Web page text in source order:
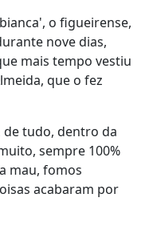
o figueirense,
nove dias,
mais tempo vestiu
que o fez
de tudo, dentro da
sempre 100%
mau, fomos
acabaram por